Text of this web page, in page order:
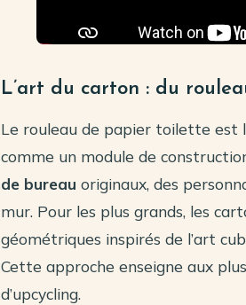
L’art du carton : du
Le rouleau de papier toilette est
comme un module de
de bureau originaux, des
mur. Pour les plus grands, les
géométriques inspirés de l’art
Cette approche enseigne aux
d’upcycling.